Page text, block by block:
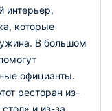
интерьер,
которые
В большом
официанты.
ресторан из-
и из-за